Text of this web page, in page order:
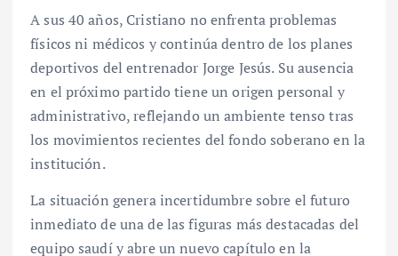
A sus 40 años, Cristiano no enfrenta problemas
físicos ni médicos y continúa dentro de los planes
deportivos del entrenador Jorge Jesús. Su ausencia
en el próximo partido tiene un origen personal y
administrativo, reflejando un ambiente tenso tras
los movimientos recientes del fondo soberano en la
institución.
La situación genera incertidumbre sobre el futuro
inmediato de una de las figuras más destacadas del
equipo saudí y abre un nuevo capítulo en la